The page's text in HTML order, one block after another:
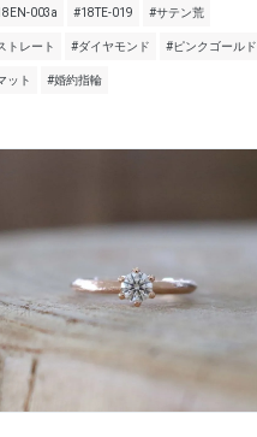
003a #18TE-019 #サテン荒
トレート #ダイヤモンド #ピンクゴールド
ット #婚約指輪